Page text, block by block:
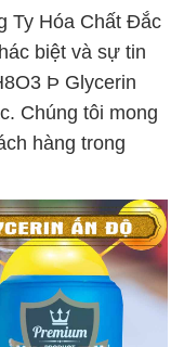
Ty Hóa Chất Đắc
biệt và sự tin
Þ Glycerin
Chúng tôi mong
hàng trong